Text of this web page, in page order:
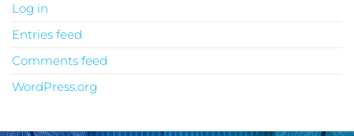
Log in
Entries feed
Comments feed
WordPress.org